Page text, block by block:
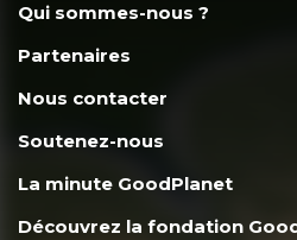
Qui sommes-nous ?
Partenaires
Nous contacter
Soutenez-nous
La minute GoodPlanet
Découvrez la fondation